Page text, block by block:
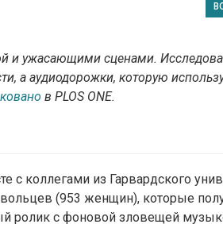
ужасающими сценами.
а аудиодорожки, которую
в PLOS ONE.
с коллегами из Гарвардского
(953 женщин), которые
ролик с фоновой зловещей